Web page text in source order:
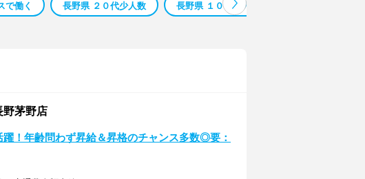
で働く 長野県 ２０代少人数 長野県 １０代少人数
茅野店
躍！年齢問わず昇給＆昇格のチャンス多数◎要：